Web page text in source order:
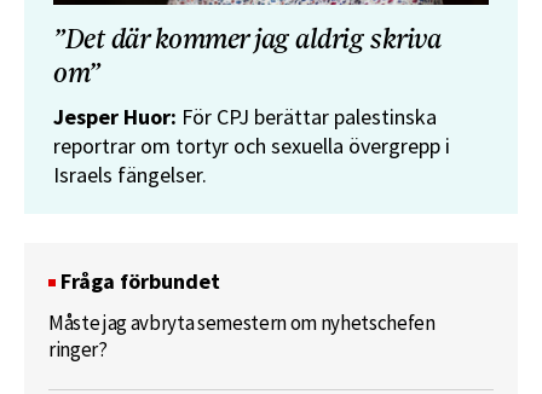
”Det där kommer jag aldrig skriva
om”
Jesper Huor: För CPJ berättar palestinska
reportrar om tortyr och sexuella övergrepp i
Israels fängelser.
Fråga förbundet
Måste jag avbryta semestern om nyhetschefen
ringer?